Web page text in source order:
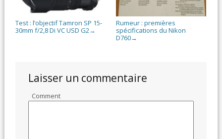
Test : l’objectif Tamron SP 15-
30mm f/2,8 Di VC USD G2→
Rumeur : premières
spécifications du Nikon
D760→
Laisser un commentaire
Comment